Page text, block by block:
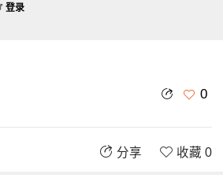
0
分享 收藏 0
登录